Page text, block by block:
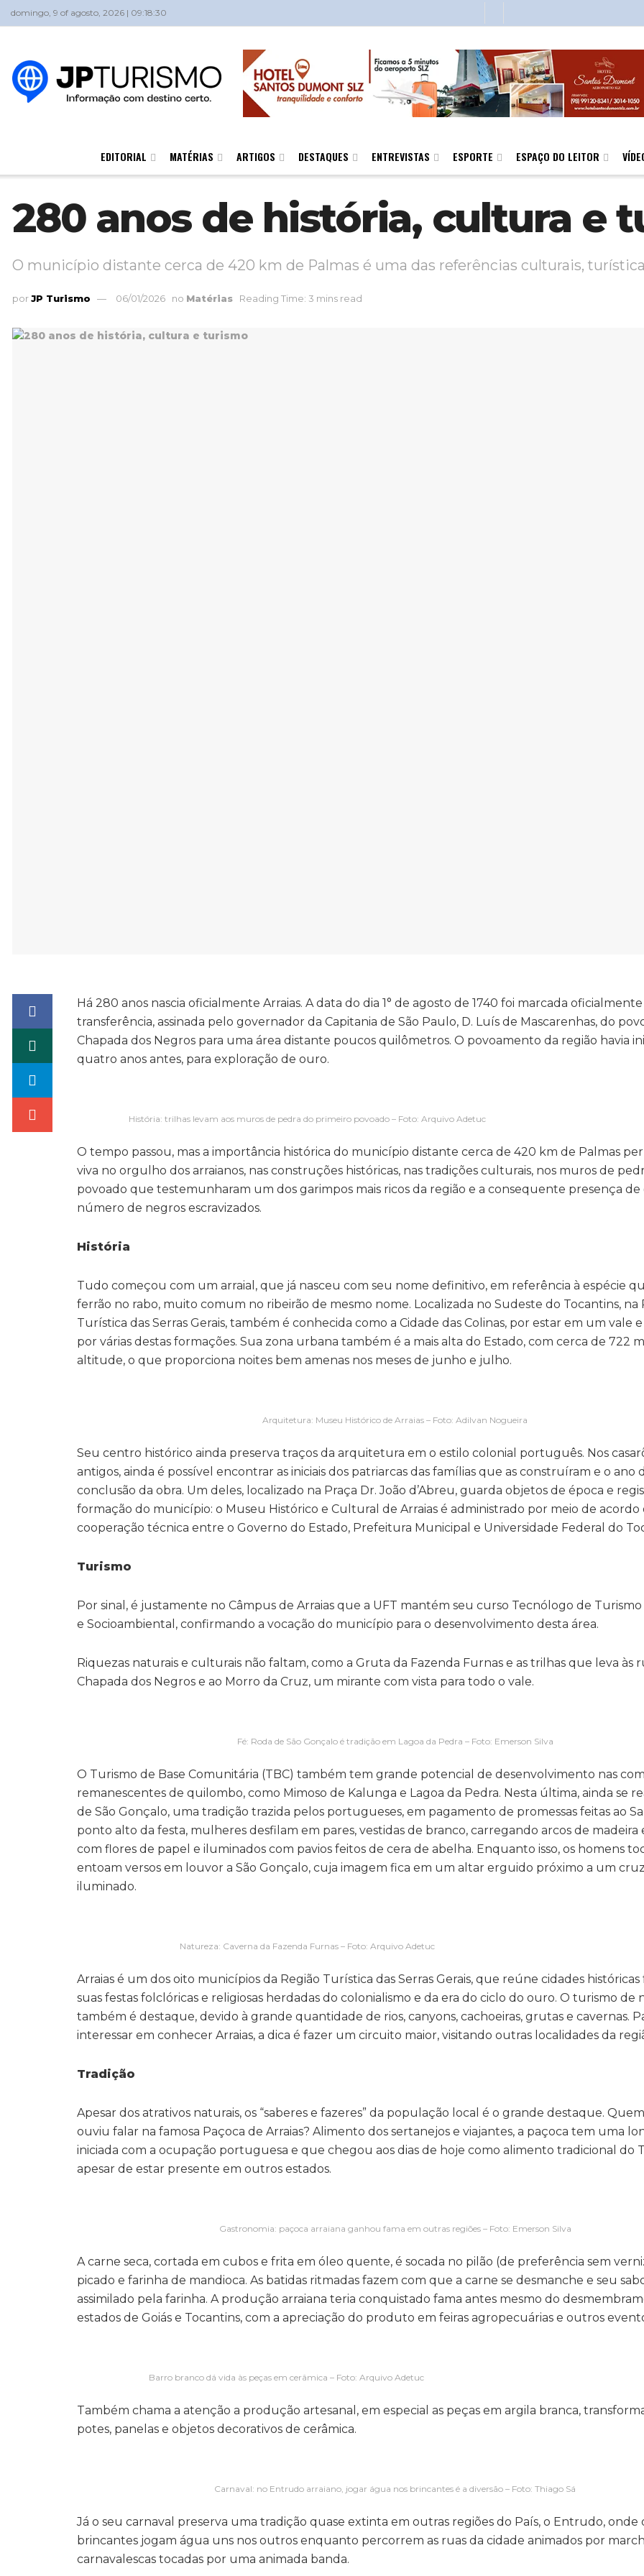
domingo, 9 of agosto, 2026 | 09:18:30
EDITORIAL MATÉRIAS ARTIGOS DESTAQUES ENTREVISTAS ESPORTE ESPAÇO DO LEITOR
280 anos de história, cultura e
O município distante cerca de 420 km de Palmas é uma das referências culturais,
porJP Turismo 06/01/2026 no Matérias Reading Time: 3 mins read
Há 280 anos nascia oficialmente Arraias. A data do dia 1° de agosto de 1740 foi marcada
transferência, assinada pelo governador da Capitania de São Paulo, D. Luís de Mascarenhas, do
Chapada dos Negros para uma área distante poucos quilômetros. O povoamento da região havia
quatro anos antes, para exploração de ouro.
História: trilhas levam aos muros de pedra do primeiro povoado – Foto: Arquivo Adetuc
O tempo passou, mas a importância histórica do município distante cerca de 420 km de Palmas
viva no orgulho dos arraianos, nas construções históricas, nas tradições culturais, nos muros de
povoado que testemunharam um dos garimpos mais ricos da região e a consequente presença
número de negros escravizados.
História
Tudo começou com um arraial, que já nasceu com seu nome definitivo, em referência à espécie
ferrão no rabo, muito comum no ribeirão de mesmo nome. Localizada no Sudeste do Tocantins, na
Turística das Serras Gerais, também é conhecida como a Cidade das Colinas, por estar em um vale
por várias destas formações. Sua zona urbana também é a mais alta do Estado, com cerca de 722
altitude, o que proporciona noites bem amenas nos meses de junho e julho.
Arquitetura: Museu Histórico de Arraias – Foto: Adilvan Nogueira
Seu centro histórico ainda preserva traços da arquitetura em o estilo colonial português. Nos
antigos, ainda é possível encontrar as iniciais dos patriarcas das famílias que as construíram e o ano
conclusão da obra. Um deles, localizado na Praça Dr. João d’Abreu, guarda objetos de época e
formação do município: o Museu Histórico e Cultural de Arraias é administrado por meio de acordo
cooperação técnica entre o Governo do Estado, Prefeitura Municipal e Universidade Federal do
Turismo
Por sinal, é justamente no Câmpus de Arraias que a UFT mantém seu curso Tecnólogo de Turismo
e Socioambiental, confirmando a vocação do município para o desenvolvimento desta área.
Riquezas naturais e culturais não faltam, como a Gruta da Fazenda Furnas e as trilhas que leva às
Chapada dos Negros e ao Morro da Cruz, um mirante com vista para todo o vale.
Fé: Roda de São Gonçalo é tradição em Lagoa da Pedra – Foto: Emerson Silva
O Turismo de Base Comunitária (TBC) também tem grande potencial de desenvolvimento nas
remanescentes de quilombo, como Mimoso de Kalunga e Lagoa da Pedra. Nesta última, ainda se
de São Gonçalo, uma tradição trazida pelos portugueses, em pagamento de promessas feitas ao
ponto alto da festa, mulheres desfilam em pares, vestidas de branco, carregando arcos de madeira
com flores de papel e iluminados com pavios feitos de cera de abelha. Enquanto isso, os homens
entoam versos em louvor a São Gonçalo, cuja imagem fica em um altar erguido próximo a um
iluminado.
Natureza: Caverna da Fazenda Furnas – Foto: Arquivo Adetuc
Arraias é um dos oito municípios da Região Turística das Serras Gerais, que reúne cidades históricas
suas festas folclóricas e religiosas herdadas do colonialismo e da era do ciclo do ouro. O turismo de
também é destaque, devido à grande quantidade de rios, canyons, cachoeiras, grutas e cavernas.
interessar em conhecer Arraias, a dica é fazer um circuito maior, visitando outras localidades da
Tradição
Apesar dos atrativos naturais, os “saberes e fazeres” da população local é o grande destaque.
ouviu falar na famosa Paçoca de Arraias? Alimento dos sertanejos e viajantes, a paçoca tem uma
iniciada com a ocupação portuguesa e que chegou aos dias de hoje como alimento tradicional do
apesar de estar presente em outros estados.
Gastronomia: paçoca arraiana ganhou fama em outras regiões – Foto: Emerson Silva
A carne seca, cortada em cubos e frita em óleo quente, é socada no pilão (de preferência sem
picado e farinha de mandioca. As batidas ritmadas fazem com que a carne se desmanche e seu
assimilado pela farinha. A produção arraiana teria conquistado fama antes mesmo do
estados de Goiás e Tocantins, com a apreciação do produto em feiras agropecuárias e outros
Barro branco dá vida às peças em cerâmica – Foto: Arquivo Adetuc
Também chama a atenção a produção artesanal, em especial as peças em argila branca,
potes, panelas e objetos decorativos de cerâmica.
Carnaval: no Entrudo arraiano, jogar água nos brincantes é a diversão – Foto: Thiago Sá
Já o seu carnaval preserva uma tradição quase extinta em outras regiões do País, o Entrudo, onde
brincantes jogam água uns nos outros enquanto percorrem as ruas da cidade animados por
carnavalescas tocadas por uma animada banda.